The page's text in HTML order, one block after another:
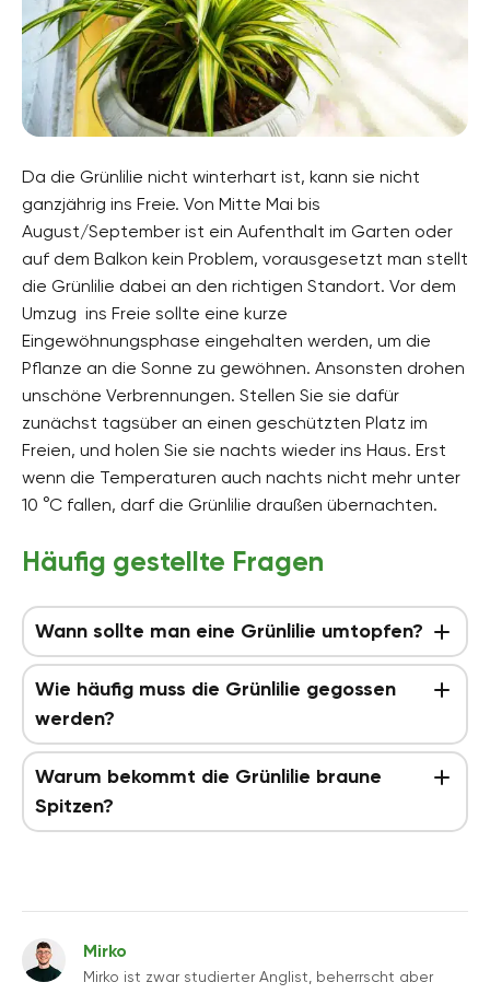
Da die Grünlilie nicht winterhart ist, kann sie nicht
ganzjährig ins Freie. Von Mitte Mai bis
August/September ist ein Aufenthalt im Garten oder
auf dem Balkon kein Problem, vorausgesetzt man stellt
die Grünlilie dabei an den richtigen Standort. Vor dem
Umzug ins Freie sollte eine kurze
Eingewöhnungsphase eingehalten werden, um die
Pflanze an die Sonne zu gewöhnen. Ansonsten drohen
unschöne Verbrennungen. Stellen Sie sie dafür
zunächst tagsüber an einen geschützten Platz im
Freien, und holen Sie sie nachts wieder ins Haus. Erst
wenn die Temperaturen auch nachts nicht mehr unter
10 °C fallen, darf die Grünlilie draußen übernachten.
Häufig gestellte Fragen
Wann sollte man eine Grünlilie umtopfen?
Wie häufig muss die Grünlilie gegossen
werden?
Warum bekommt die Grünlilie braune
Spitzen?
Mirko
Mirko ist zwar studierter Anglist, beherrscht aber